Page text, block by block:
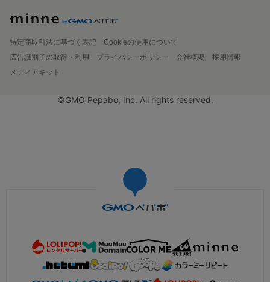
特定商取引法に基づく表記
Cookieの使用について
広告識別子の取得・利用
プライバシーポリシー 会社概要
採用情報
メディアキット
©GMO Pepabo, Inc. All rights reserved.